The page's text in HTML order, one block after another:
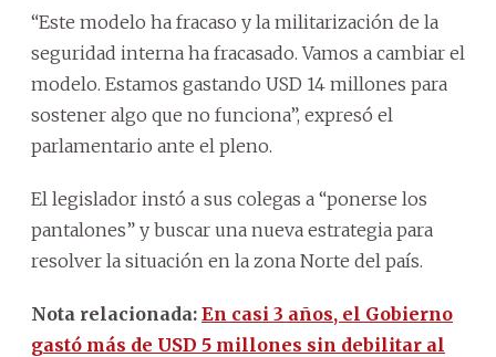
“Este modelo ha fracaso y la militarización de la
seguridad interna ha fracasado. Vamos a cambiar el
modelo. Estamos gastando USD 14 millones para
sostener algo que no funciona”, expresó el
parlamentario ante el pleno.
El legislador instó a sus colegas a “ponerse los
pantalones” y buscar una nueva estrategia para
resolver la situación en la zona Norte del país.
Nota relacionada: En casi 3 años, el Gobierno
gastó más de USD 5 millones sin debilitar al